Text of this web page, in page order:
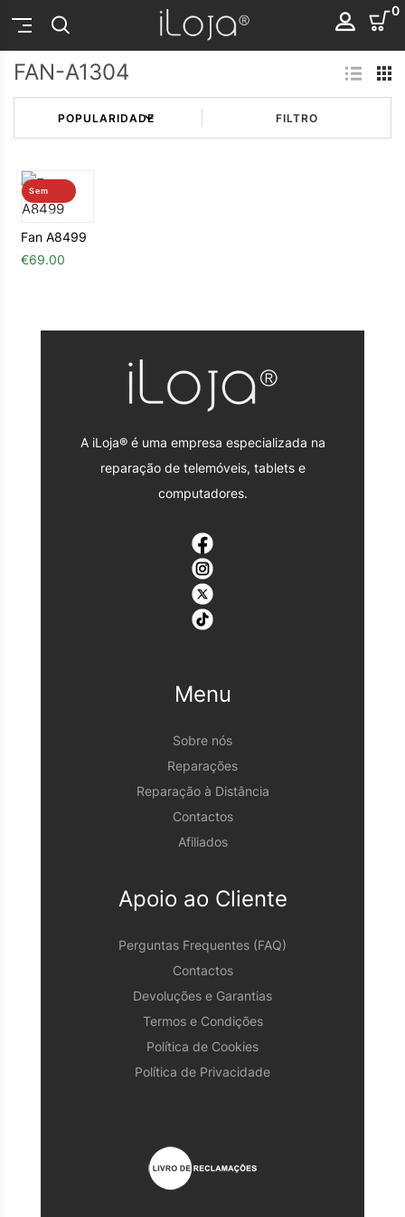
0
FAN-A1304
FILTRO
Sem
stock
Fan A8499
€69.00
A iLoja® é uma empresa especializada na
reparação de telemóveis, tablets e
computadores.
Menu
Sobre nós
Reparações
Reparação à Distância
Contactos
Afiliados
Apoio ao Cliente
Perguntas Frequentes (FAQ)
Contactos
Devoluções e Garantias
Termos e Condições
Política de Cookies
Política de Privacidade